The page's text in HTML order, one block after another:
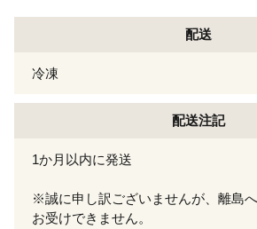
配送
冷凍
配送注記
1か月以内に発送
※誠に申し訳ございませんが、離島
お受けできません。